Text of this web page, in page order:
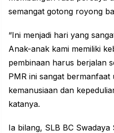
semangat gotong royong
“Ini menjadi hari yang
Anak-anak kami memiliki
pembinaan harus berjalan
PMR ini sangat
kemanusiaan dan
katanya.
Ia bilang, SLB BC